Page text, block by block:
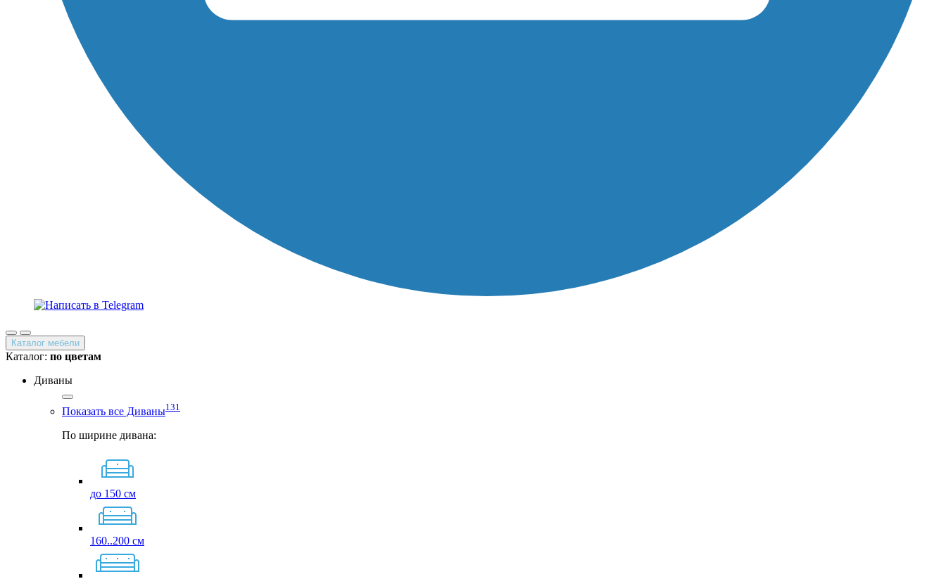
Каталог мебели
Каталог: по цветам
Диваны
Показать все Диваны131
По ширине дивана:
до 150 см
160..200 см